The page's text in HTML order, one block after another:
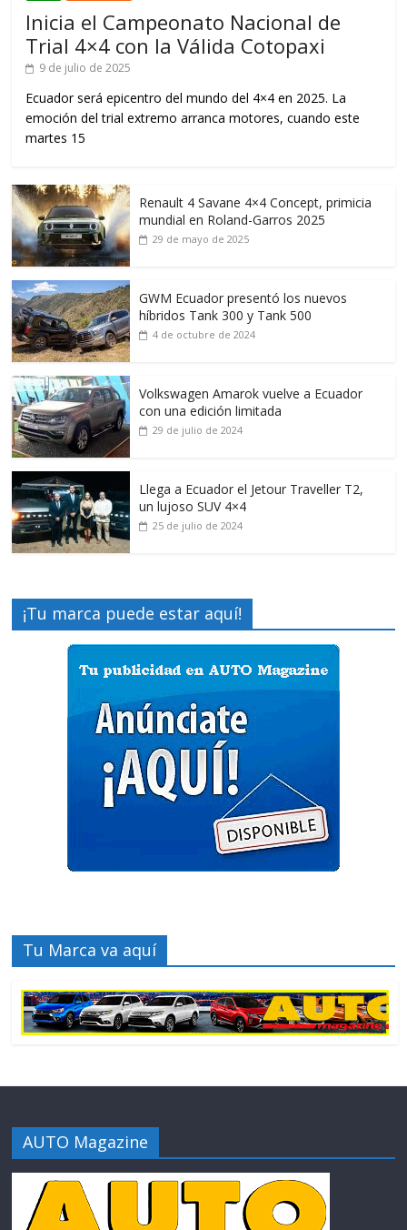
Inicia el Campeonato Nacional de
Trial 4×4 con la Válida Cotopaxi
9 de julio de 2025
Ecuador será epicentro del mundo del 4×4 en 2025. La
emoción del trial extremo arranca motores, cuando este
martes 15
Renault 4 Savane 4×4 Concept, primicia
mundial en Roland-Garros 2025
29 de mayo de 2025
GWM Ecuador presentó los nuevos
híbridos Tank 300 y Tank 500
4 de octubre de 2024
Volkswagen Amarok vuelve a Ecuador
con una edición limitada
29 de julio de 2024
Llega a Ecuador el Jetour Traveller T2,
un lujoso SUV 4×4
25 de julio de 2024
¡Tu marca puede estar aquí!
Tu Marca va aquí
AUTO Magazine